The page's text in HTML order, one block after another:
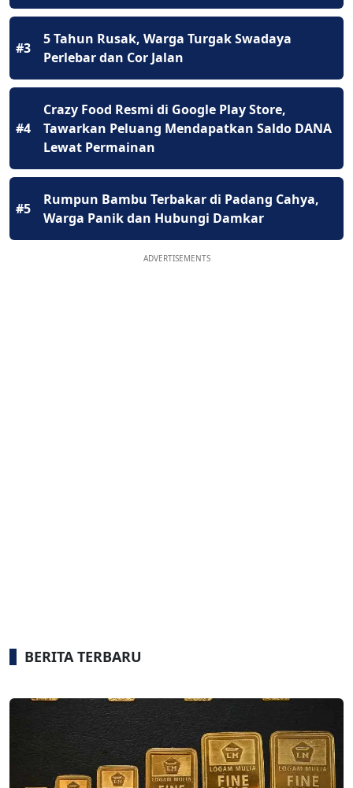
#3
5 Tahun Rusak, Warga Turgak Swadaya
Perlebar dan Cor Jalan
#4
Crazy Food Resmi di Google Play Store,
Tawarkan Peluang Mendapatkan Saldo DANA
Lewat Permainan
#5
Rumpun Bambu Terbakar di Padang Cahya,
Warga Panik dan Hubungi Damkar
ADVERTISEMENTS
BERITA TERBARU